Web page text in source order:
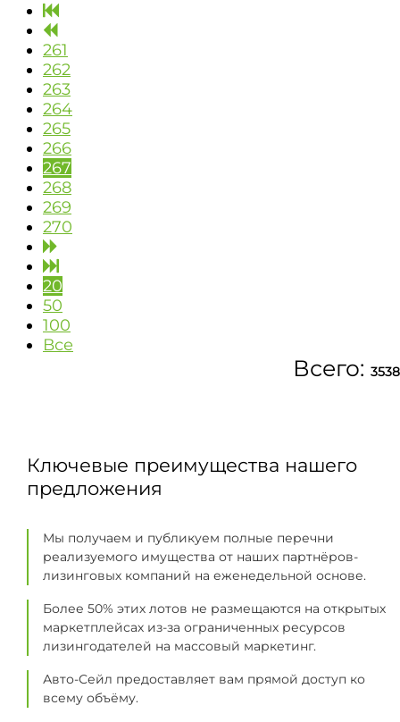
261
262
263
264
265
266
267
268
269
270
20
50
100
Все
Всего:
Ключевые преимущества нашего
предложения
Мы получаем и публикуем полные перечни
реализуемого имущества от наших партнёров-
лизинговых компаний на еженедельной основе.
Более 50% этих лотов не размещаются на открытых
маркетплейсах из-за ограниченных ресурсов
лизингодателей на массовый маркетинг.
Авто-Сейл предоставляет вам прямой доступ ко
всему объёму.